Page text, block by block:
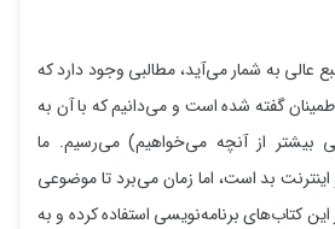
عالی به شمار می‌آید، مطالبی وجود دارد که
گفته شده است و می‌دانیم که با آن به
از آنچه می‌خواهیم) می‌رسیم. ما
بد است، اما زمان می‌برد تا موضوعی
کتاب‌های برنامه‌نویسی استفاده کرده و به